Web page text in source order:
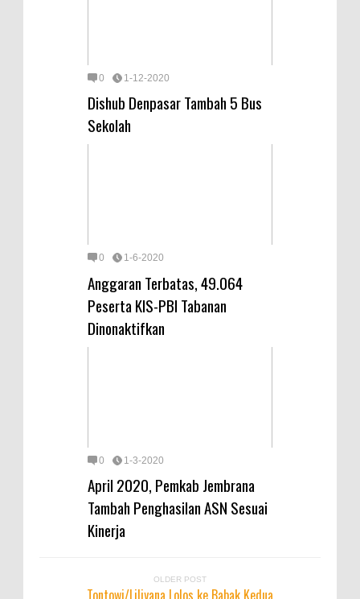
0 1-12-2020
Dishub Denpasar Tambah 5 Bus
Sekolah
0 1-6-2020
Anggaran Terbatas, 49.064
Peserta KIS-PBI Tabanan
Dinonaktifkan
0 1-3-2020
April 2020, Pemkab Jembrana
Tambah Penghasilan ASN Sesuai
Kinerja
OLDER POST
Tontowi/Liliyana Lolos ke Babak Kedua